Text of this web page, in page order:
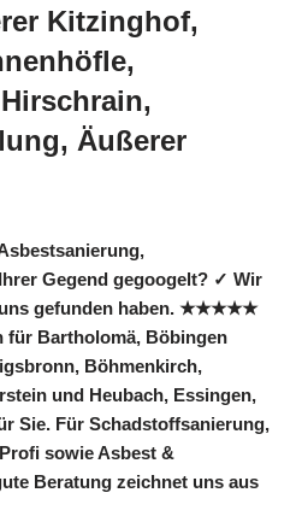
Kitzinghof,
Äußerer
Gegend gegoogelt? ✓ Wir
uns gefunden haben. ★★★★★
für Bartholomä, Böbingen
Böhmenkirch,
und Heubach, Essingen,
Sie. Für Schadstoffsanierung,
sowie Asbest &
Beratung zeichnet uns aus